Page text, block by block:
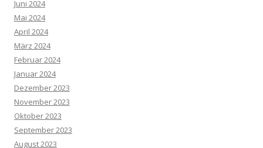
Juni 2024
Mai 2024
April 2024
März 2024
Februar 2024
Januar 2024
Dezember 2023
November 2023
Oktober 2023
September 2023
August 2023